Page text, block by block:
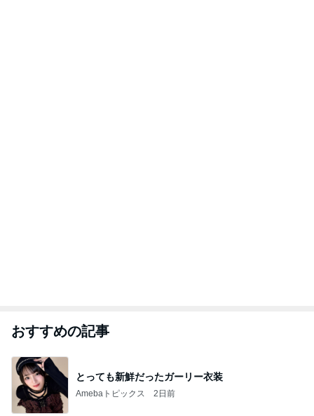
おすすめの記事
とっても新鮮だったガーリー衣装
Amebaトピックス 2日前